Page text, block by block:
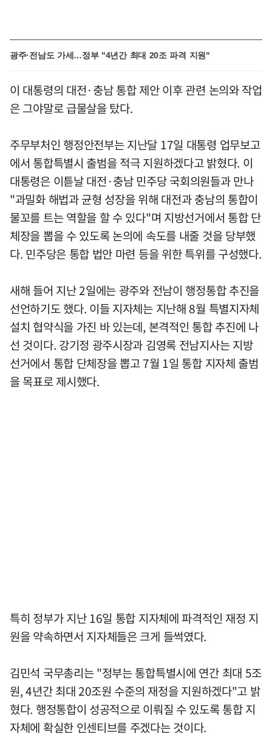
광주·전남도 가세…정부 "4년간 최대 20조 파격 지원"
이 대통령의 대전·충남 통합 제안 이후 관련 논의와 작업
은 그야말로 급물살을 탔다.
주무부처인 행정안전부는 지난달 17일 대통령 업무보고
에서 통합특별시 출범을 적극 지원하겠다고 밝혔다. 이
대통령은 이튿날 대전·충남 민주당 국회의원들과 만나
"과밀화 해법과 균형 성장을 위해 대전과 충남의 통합이
물꼬를 트는 역할을 할 수 있다"며 지방선거에서 통합 단
체장을 뽑을 수 있도록 논의에 속도를 내줄 것을 당부했
다. 민주당은 통합 법안 마련 등을 위한 특위를 구성했다.
새해 들어 지난 2일에는 광주와 전남이 행정통합 추진을
선언하기도 했다. 이들 지자체는 지난해 8월 특별지자체
설치 협약식을 가진 바 있는데, 본격적인 통합 추진에 나
선 것이다. 강기정 광주시장과 김영록 전남지사는 지방
선거에서 통합 단체장을 뽑고 7월 1일 통합 지자체 출범
을 목표로 제시했다.
특히 정부가 지난 16일 통합 지자체에 파격적인 재정 지
원을 약속하면서 지자체들은 크게 들썩였다.
김민석 국무총리는 "정부는 통합특별시에 연간 최대 5조
원, 4년간 최대 20조원 수준의 재정을 지원하겠다"고 밝
혔다. 행정통합이 성공적으로 이뤄질 수 있도록 통합 지
자체에 확실한 인센티브를 주겠다는 것이다.